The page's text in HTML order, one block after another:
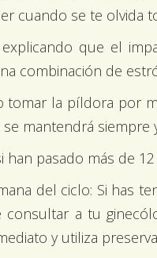
cuando se te olvida
explicando que el
combinación de
tomar la píldora por
mantendrá
han pasado más de
del ciclo: Si has
consultar a tu
y utiliza